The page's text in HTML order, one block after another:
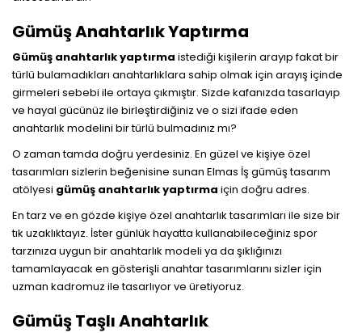
Gümüş Anahtarlık Yaptırma
Gümüş anahtarlık yaptırma istediği kişilerin arayıp fakat bir
türlü bulamadıkları anahtarlıklara sahip olmak için arayış içinde
girmeleri sebebi ile ortaya çıkmıştır. Sizde kafanızda tasarlayıp
ve hayal gücünüz ile birleştirdiğiniz ve o sizi ifade eden
anahtarlık modelini bir türlü bulmadınız mı?
O zaman tamda doğru yerdesiniz. En güzel ve kişiye özel
tasarımları sizlerin beğenisine sunan Elmas İş gümüş tasarım
atölyesi gümüş anahtarlıkyaptırma için doğru adres.
En tarz ve en gözde kişiye özel anahtarlık tasarımları ile size bir
tık uzaklıktayız. İster günlük hayatta kullanabileceğiniz spor
tarzınıza uygun bir anahtarlık modeli ya da şıklığınızı
tamamlayacak en gösterişli anahtar tasarımlarını sizler için
uzman kadromuz ile tasarlıyor ve üretiyoruz.
Gümüş Taşlı Anahtarlık